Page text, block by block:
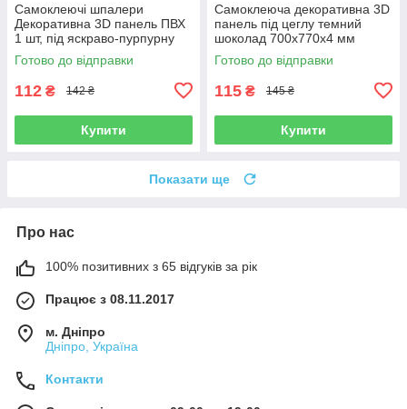
Самоклеючі шпалери
Декоративна 3D панель ПВХ
1 шт, під яскраво-пурпурну
рівну цеглу 700x770x4 мм
Готово до відправки
112 ₴ 142 ₴
Купити
Самоклеюча декоративна 3D
панель під цеглу темний
шоколад 700x770x4 мм
Готово до відправки
115 ₴ 145 ₴
Купити
Показати ще
Про нас
100% позитивних з 65 відгуків за рік
Працює з 08.11.2017
м. Дніпро
Дніпро, Україна
Контакти